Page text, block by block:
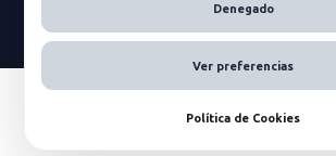
Denegado
Ver preferencias
Política de Cookies